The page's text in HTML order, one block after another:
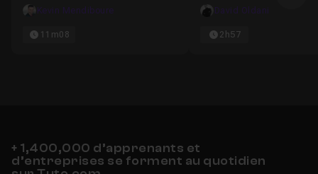
Kevin Mendiboure
11m08
David Oldani
2h57
+ 1,400,000 d’apprenants et
d’entreprises se forment au quotidien